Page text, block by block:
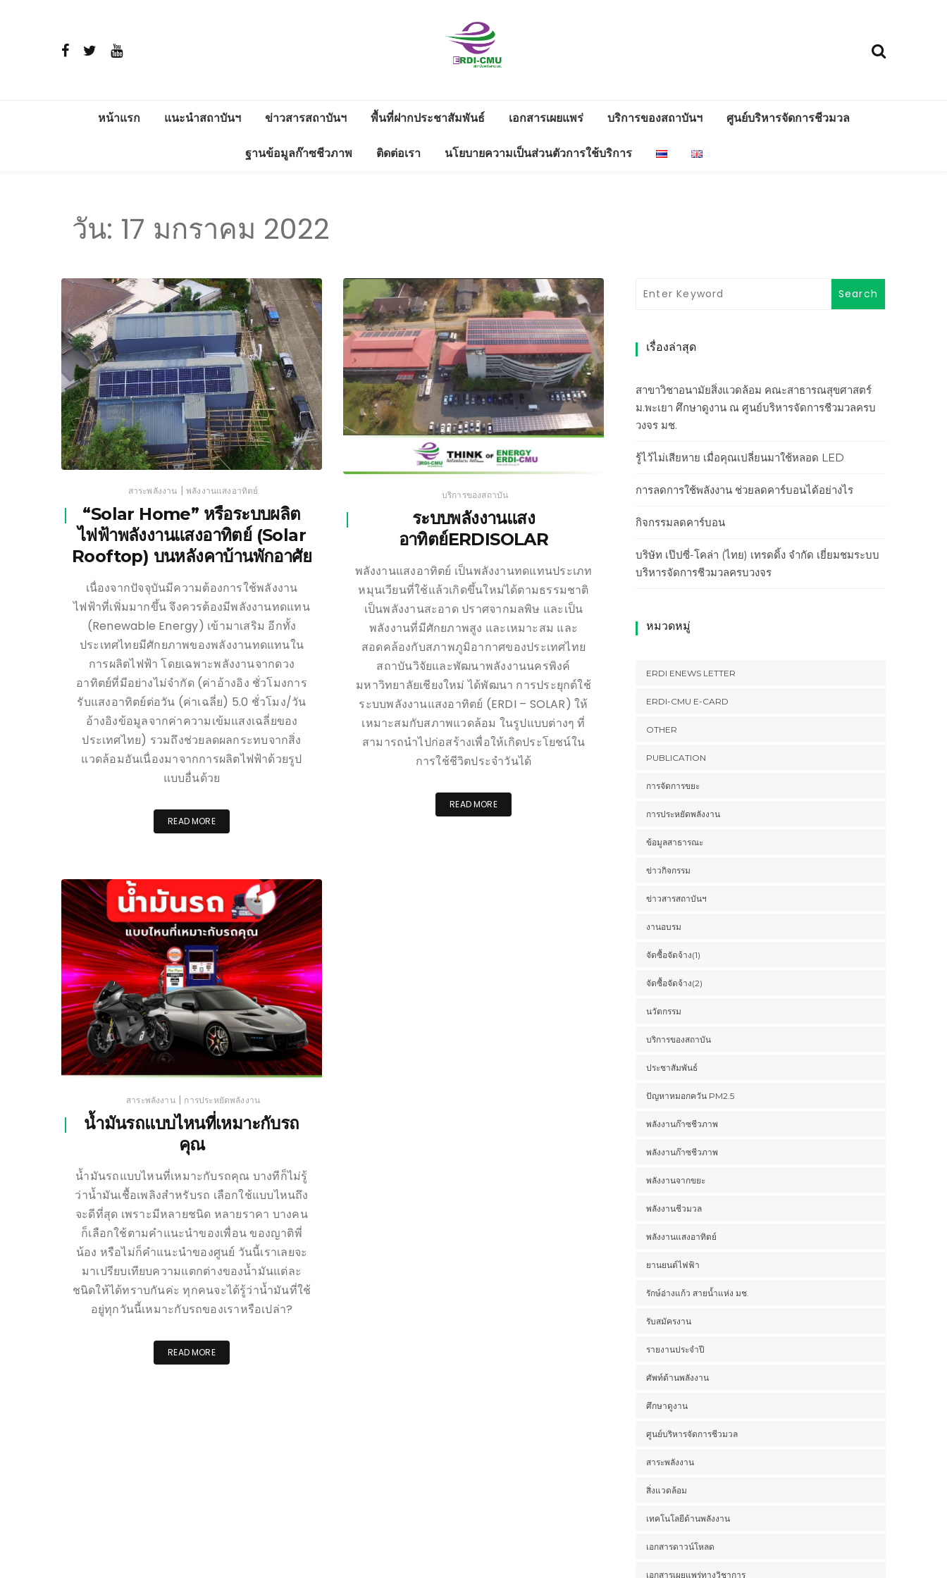
และพัฒนา
พลังงานนคร
เชียงใหม่
หน้าแรก
แนะนำสถาบันฯ
ผู้บริหาร
ภารกิจ
ข่าวสารสถาบันฯ
สาระพลังงาน
ERDI ENEWS LETTER
พื้นที่ฝากประชาสัมพันธ์ เอกสารเผยแพร่
ดาวน์โหลด
บริการของสถาบันฯ ศูนย์บริหารจัดการชีวมวล
ฐานข้อมูลก๊าซชีวภาพ ติดต่อเรา นโยบายความเป็นส่วนตัวการใช้บริการ
วัน: 17 มกราคม 2022
สาระพลังงาน | พลังงานแสงอาทิตย์
“Solar Home” หรือระบบผลิต
ไฟฟ้าพลังงานแสงอาทิตย์ (Solar
Rooftop) บนหลังคาบ้านพักอาศัย
เนื่องจากปัจจุบันมีความต้องการใช้พลังงาน
ไฟฟ้าที่เพิ่มมากขึ้น จึงควรต้องมีพลังงานทดแทน
(Renewable Energy) เข้ามาเสริม อีกทั้ง
ประเทศไทยมีศักยภาพของพลังงานทดแทนใน
การผลิตไฟฟ้า โดยเฉพาะพลังงานจากดวง
อาทิตย์ที่มีอย่างไม่จำกัด (ค่าอ้างอิง ชั่วโมงการ
รับแสงอาทิตย์ต่อวัน (ค่าเฉลี่ย) 5.0 ชั่วโมง/วัน
อ้างอิงข้อมูลจากค่าความเข้มแสงเฉลี่ยของ
ประเทศไทย) รวมถึงช่วยลดผลกระทบจากสิ่ง
แวดล้อมอันเนื่องมาจากการผลิตไฟฟ้าด้วยรูป
แบบอื่นด้วย
READ MORE
บริการของสถาบัน
ระบบพลังงานแสง
อาทิตย์ERDISOLAR
พลังงานแสงอาทิตย์ เป็นพลังงานทดแทนประเภท
หมุนเวียนที่ใช้แล้วเกิดขึ้นใหม่ได้ตามธรรมชาติ
เป็นพลังงานสะอาด ปราศจากมลพิษ และเป็น
พลังงานที่มีศักยภาพสูง และเหมาะสม และ
สอดคล้องกับสภาพภูมิอากาศของประเทศไทย
สถาบันวิจัยและพัฒนาพลังงานนครพิงค์
มหาวิทยาลัยเชียงใหม่ ได้พัฒนา การประยุกต์ใช้
ระบบพลังงานแสงอาทิตย์ (ERDI – SOLAR) ให้
เหมาะสมกับสภาพแวดล้อม ในรูปแบบต่างๆ ที่
สามารถนำไปก่อสร้างเพื่อให้เกิดประโยชน์ใน
การใช้ชีวิตประจำวันได้
READ MORE
สาระพลังงาน | การประหยัดพลังงาน
น้ำมันรถแบบไหนที่เหมาะกับรถ
คุณ
น้ำมันรถแบบไหนที่เหมาะกับรถคุณ บางทีก็ไม่รู้
ว่าน้ำมันเชื้อเพลิงสำหรับรถ เลือกใช้แบบไหนถึง
จะดีที่สุด เพราะมีหลายชนิด หลายราคา บางคน
ก็เลือกใช้ตามคำแนะนำของเพื่อน ของญาติพี่
น้อง หรือไม่ก็คำแนะนำของศูนย์ วันนี้เราเลยจะ
มาเปรียบเทียบความแตกต่างของน้ำมันแต่ละ
ชนิดให้ได้ทราบกันค่ะ ทุกคนจะได้รู้ว่าน้ำมันที่ใช้
อยู่ทุกวันนี้เหมาะกับรถของเราหรือเปล่า?
READ MORE
เรื่องล่าสุด
สาขาวิชาอนามัยสิ่งแวดล้อม คณะสาธารณสุขศาสตร์
ม.พะเยา ศึกษาดูงาน ณ ศูนย์บริหารจัดการชีวมวลครบ
วงจร มช.
รู้ไว้ไม่เสียหาย เมื่อคุณเปลี่ยนมาใช้หลอด LED
การลดการใช้พลังงาน ช่วยลดคาร์บอนได้อย่างไร
กิจกรรมลดคาร์บอน
บริษัท เป๊ปซี่-โคล่า (ไทย) เทรดดิ้ง จำกัด เยี่ยมชมระบบ
บริหารจัดการชีวมวลครบวงจร
หมวดหมู่
ERDI ENEWS LETTER
ERDI-CMU E-CARD
OTHER
PUBLICATION
การจัดการขยะ
การประหยัดพลังงาน
ข้อมูลสาธารณะ
ข่าวกิจกรรม
ข่าวสารสถาบันฯ
งานอบรม
จัดซื้อจัดจ้าง(1)
จัดซื้อจัดจ้าง(2)
นวัตกรรม
บริการของสถาบัน
ประชาสัมพันธ์
ปัญหาหมอกควัน PM2.5
พลังงานก๊าซชีวภาพ
พลังงานก๊าซชีวภาพ
พลังงานจากขยะ
พลังงานชีวมวล
พลังงานแสงอาทิตย์
ยานยนต์ไฟฟ้า
รักษ์อ่างแก้ว สายน้ำแห่ง มช.
รับสมัครงาน
รายงานประจำปี
ศัพท์ด้านพลังงาน
ศึกษาดูงาน
ศูนย์บริหารจัดการชีวมวล
สาระพลังงาน
สิ่งแวดล้อม
เทคโนโลยีด้านพลังงาน
เอกสารดาวน์โหลด
เอกสารเผยแพร่ทางวิชาการ